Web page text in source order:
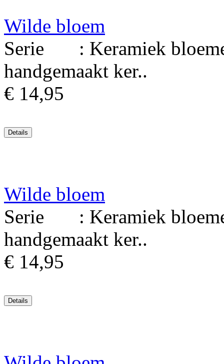
Wilde bloem
Serie : Keramiek
handgemaakt ker..
€ 14,95
Wilde bloem
Serie : Keramiek
handgemaakt ker..
€ 14,95